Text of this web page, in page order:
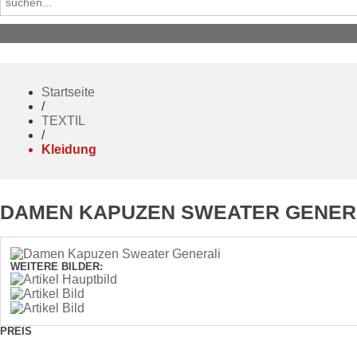
Startseite
/
TEXTIL
/
Kleidung
DAMEN KAPUZEN SWEATER
WEITERE BILDER:
PREIS